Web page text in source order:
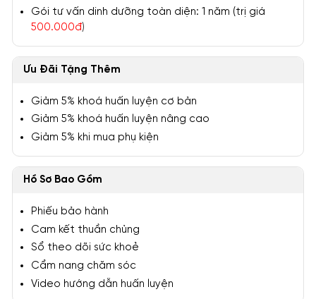
Gói tư vấn dinh dưỡng toàn diện: 1 năm (trị giá
500.000đ)
Ưu Đãi Tặng Thêm
Giảm 5% khoá huấn luyện cơ bản
Giảm 5% khoá huấn luyện nâng cao
Giảm 5% khi mua phụ kiện
Hồ Sơ Bao Gồm
Phiếu bảo hành
Cam kết thuần chủng
Sổ theo dõi sức khoẻ
Cẩm nang chăm sóc
Video hướng dẫn huấn luyện